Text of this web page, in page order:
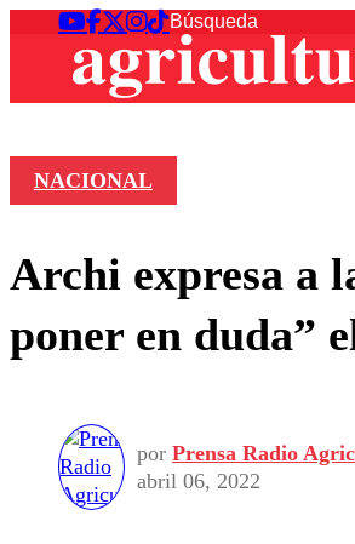
NACIONAL
Archi expresa a
poner en duda”
por Prensa Radio
abril 06, 2022